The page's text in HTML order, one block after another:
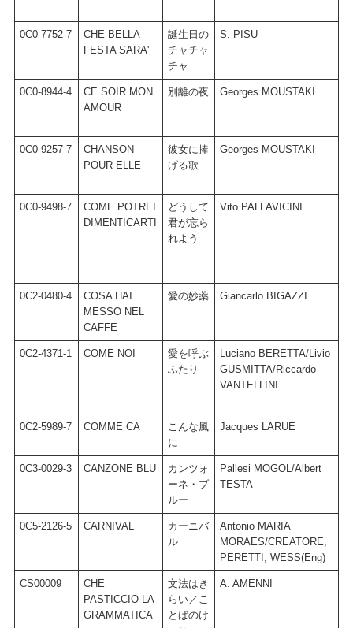
0C0-7752-7
CHE BELLA
FESTA SARA'
誕生日の
チャチャ
チャ
S. PISU
0C0-8944-4
CE SOIR MON
AMOUR
別離の夜 Georges MOUSTAKI
0C0-9257-7
CHANSON
POUR ELLE
彼女に捧
げる歌
Georges MOUSTAKI
0C0-9498-7
COME POTREI
DIMENTICARTI
どうして
君が忘ら
れよう
Vito PALLAVICINI
0C2-0480-4
COSA HAI
MESSO NEL
CAFFE
愛の妙薬 Giancarlo BIGAZZI
0C2-4371-1 COME NOI
愛を呼ぶ
ふたり
Luciano BERETTA/Livio
GUSMITTA/Riccardo
VANTELLINI
0C2-5989-7 COMME CA
こんな風
に
Jacques LARUE
0C3-0029-3 CANZONE BLU
カンツォ
ーネ・ブ
ルー
Pallesi MOGOL/Albert
TESTA
0C5-2126-5 CARNIVAL
カーニバ
ル
Antonio MARIA
MORAES/CREATORE,
PERETTI, WESS(Eng)
CS00009
CHE
PASTICCIO LA
GRAMMATICA
文法はき
らい／こ
とばのけ
A. AMENNI